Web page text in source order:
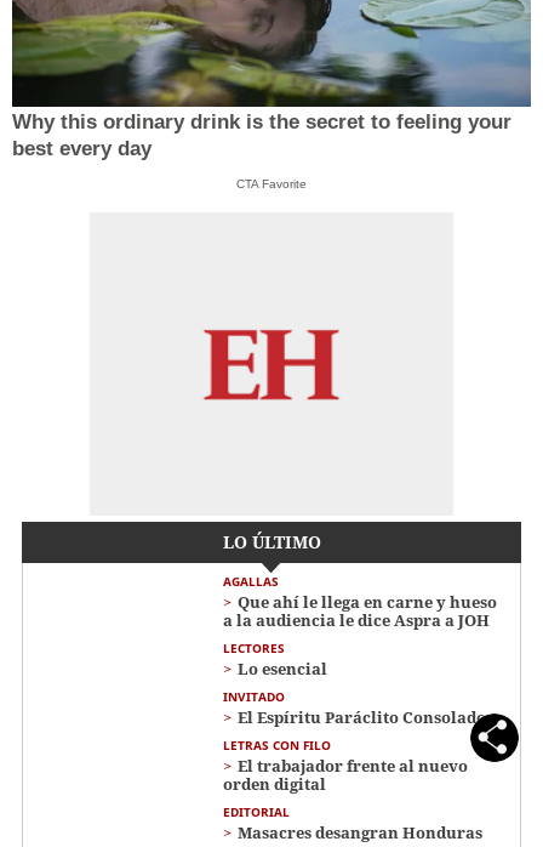
Why this ordinary drink is the secret to feeling your
best every day
CTA Favorite
LO ÚLTIMO
AGALLAS
Que ahí le llega en carne y hueso
a la audiencia le dice Aspra a JOH
LECTORES
Lo esencial
INVITADO
El Espíritu Paráclito Consolador
LETRAS CON FILO
El trabajador frente al nuevo
orden digital
EDITORIAL
Masacres desangran Honduras